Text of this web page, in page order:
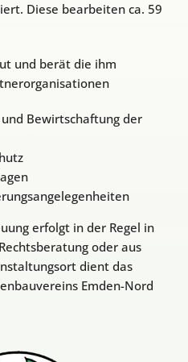
Diese bearbeiten ca. 59
und berät die ihm
Bewirtschaftung der
erfolgt in der Regel in
oder aus
dient das
Emden-Nord